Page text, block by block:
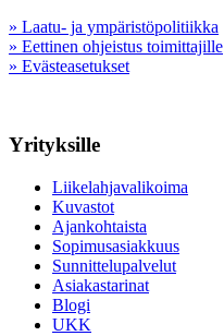
» Laatu- ja ympäristöpolitiikka
» Eettinen ohjeistus toimittajille
» Evästeasetukset
Yrityksille
Liikelahjavalikoima
Kuvastot
Ajankohtaista
Sopimusasiakkuus
Sunnittelupalvelut
Asiakastarinat
Blogi
UKK